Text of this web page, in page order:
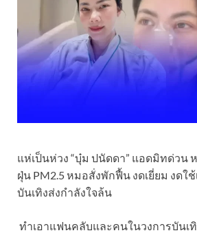
แห่เป็นห่วง “บุ๋ม ปนัดดา” แอดมิทด่วน
ฝุ่น PM2.5 หมอสั่งพักฟื้น งดเยี่ยม งดใ
บันเทิงส่งกำลังใจล้น
ทำเอาแฟนคลับและคนในวงการบันเ